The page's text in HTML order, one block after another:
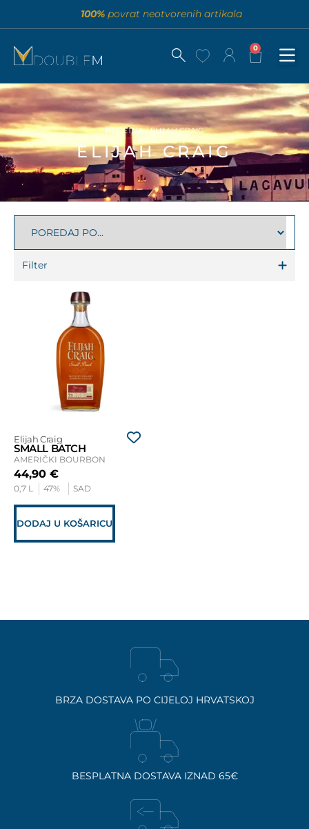
100% povrat neotvorenih artikala
0
POČETNA/ ELIJAH CRAIG
ELIJAH CRAIG
Filter
Elijah Craig
SMALL BATCH
AMERIČKI BOURBON
44,90 €
0,7 L 47% SAD
DODAJ U KOŠARICU
BRZA DOSTAVA PO CIJELOJ HRVATSKOJ
BESPLATNA DOSTAVA IZNAD 65€